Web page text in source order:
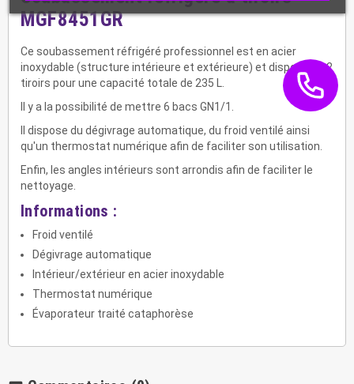
MGF8451GR
Ce soubassement réfrigéré professionnel est en acier
inoxydable (structure intérieure et extérieure) et dispose de 2
tiroirs pour une capacité totale de 235 L.
Il y a la possibilité de mettre 6 bacs GN1/1.
Il dispose du dégivrage automatique, du froid ventilé ainsi
qu'un thermostat numérique afin de faciliter son utilisation.
Enfin, les angles intérieurs sont arrondis afin de faciliter le
nettoyage.
Informations :
Froid ventilé
Dégivrage automatique
Intérieur/extérieur en acier inoxydable
Thermostat numérique
Évaporateur traité cataphorèse